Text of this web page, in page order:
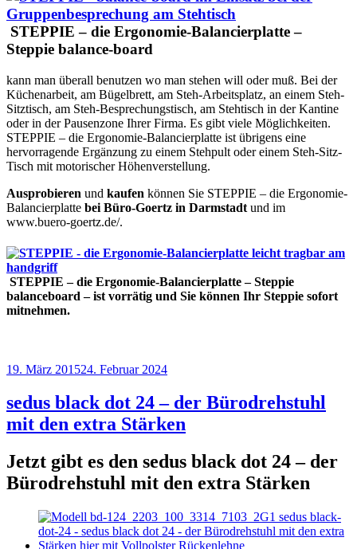
STEPPIE – die Ergonomie-Balancierplatte –
Steppie balance-board
kann man überall benutzen wo man stehen will oder muß. Bei der
Küchenarbeit, am Bügelbrett, am Steh-Arbeitsplatz, an einem Steh-
Sitztisch, am Steh-Besprechungstisch, am Stehtisch in der Kantine
oder in der Pausenzone Ihrer Firma. Es gibt viele Möglichkeiten.
STEPPIE – die Ergonomie-Balancierplatte ist übrigens eine
hervorragende Ergänzung zu einem Stehpult oder einem Steh-Sitz-
Tisch mit motorischer Höhenverstellung.
Ausprobieren und kaufen können Sie STEPPIE – die Ergonomie-
Balancierplatte bei Büro-Goertz in Darmstadt und im
www.buero-goertz.de/.
STEPPIE – die Ergonomie-Balancierplatte – Steppie
balanceboard – ist vorrätig und Sie können Ihr Steppie sofort
mitnehmen.
Veröffentlicht
19. März 201524. Februar 2024
sedus black dot 24 – der Bürodrehstuhl
mit den extra Stärken
Jetzt gibt es den sedus black dot 24 – der
Bürodrehstuhl mit den extra Stärken